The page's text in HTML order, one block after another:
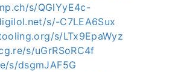
s/QGlYyE4c-
s/-C7LEA6Sux
s/LTx9EpaWyz
s/uGrRSoRC4f
s/dsgmJAF5G